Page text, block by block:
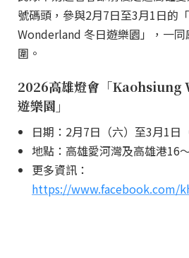
號碼頭，參與2月7日至3月1日的
Wonderland 冬日遊樂園」，一
圍。
2026高雄燈會「Kaohsiung
遊樂園」
日期：2月7日（六）至3月1日
地點：高雄愛河灣及高雄港16
更多資訊：
https://www.facebook.com/